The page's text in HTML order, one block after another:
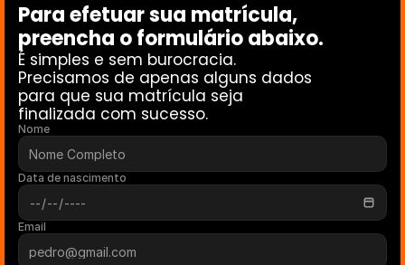
Para efetuar sua matrícula,
preencha o formulário abaixo.
É simples e sem burocracia.
Precisamos de apenas alguns dados
para que sua matrícula seja
finalizada com sucesso.
Nome
Data de nascimento
Email